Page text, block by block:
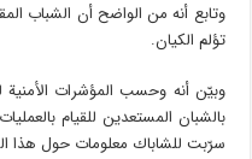
وتابع أنه من الواضح أن الشباب
تؤلم الكيان.
وبيّن أنه وحسب المؤشرات الأمنية
بالشبان المستعدين للقيام
سرّبت للشاباك معلومات حول هذا